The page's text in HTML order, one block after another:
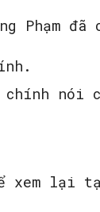
Phạm
nói
xem lại